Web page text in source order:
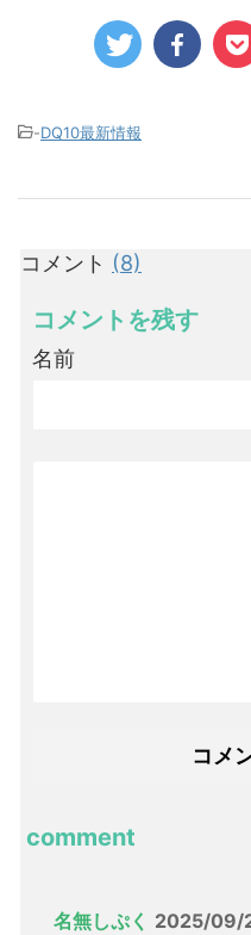
-DQ10最新情報
コメント (8)
コメントを残す
名前
comment
名無しぷく 2025/09/